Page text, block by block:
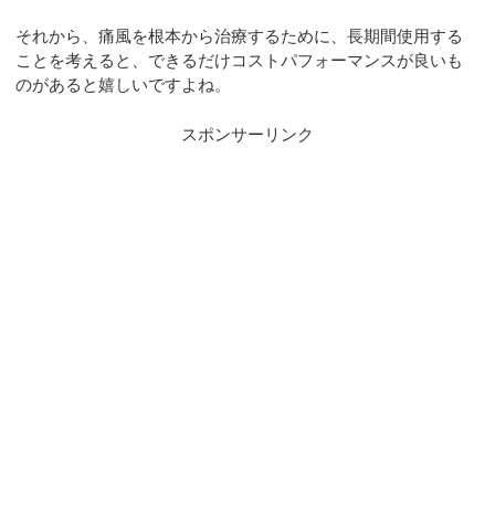
それから、痛風を根本から治療するために、長期間使用する
ことを考えると、できるだけコストパフォーマンスが良いも
のがあると嬉しいですよね。
スポンサーリンク